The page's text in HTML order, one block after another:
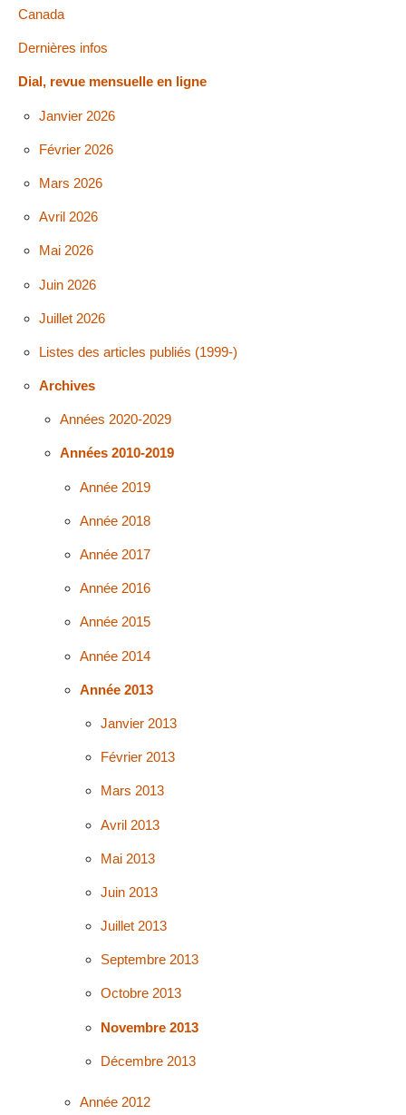
Canada
Dernières infos
Dial, revue mensuelle en ligne
Janvier 2026
Février 2026
Mars 2026
Avril 2026
Mai 2026
Juin 2026
Juillet 2026
Listes des articles publiés (1999-)
Archives
Années 2020-2029
Années 2010-2019
Année 2019
Année 2018
Année 2017
Année 2016
Année 2015
Année 2014
Année 2013
Janvier 2013
Février 2013
Mars 2013
Avril 2013
Mai 2013
Juin 2013
Juillet 2013
Septembre 2013
Octobre 2013
Novembre 2013
Décembre 2013
Année 2012